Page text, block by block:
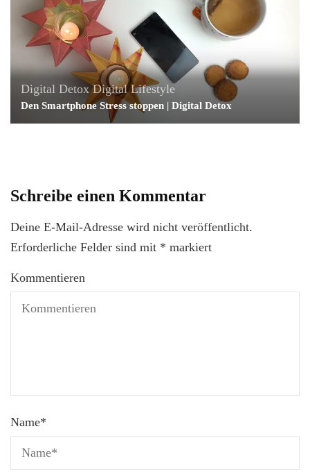
Digital Detox Digital Lifestyle
Den Smartphone Stress stoppen | Digital Detox
Schreibe einen Kommentar
Deine E-Mail-Adresse wird nicht veröffentlicht.
Erforderliche Felder sind mit * markiert
Kommentieren
Name*